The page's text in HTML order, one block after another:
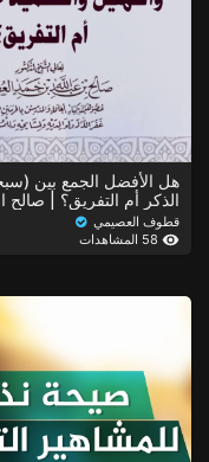
هل الأفضل الجمع بين
الذكر أم التفريق؟ | صالح
قطوف العصيمي